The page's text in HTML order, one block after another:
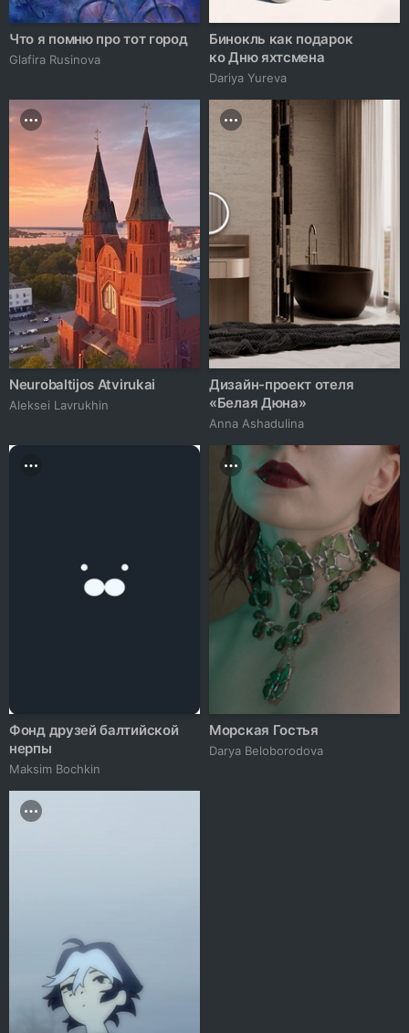
Что я помню про тот город
Glafira Rusinova
Бинокль как подарок
ко Дню яхтсмена
Dariya Yureva
Neurobaltijos Atvirukai
Aleksei Lavrukhin
Дизайн-проект отеля
«Белая Дюна»
Anna Ashadulina
Фонд друзей балтийской
нерпы
Maksim Bochkin
Морская Гостья
Darya Beloborodova